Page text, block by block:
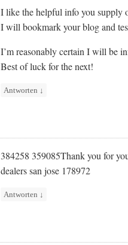
I like the helpful info you supply
I will bookmark your blog and
I’m reasonably certain I will be
Best of luck for the next!
Antworten ↓
384258 359085Thank you for
dealers san jose 178972
Antworten ↓